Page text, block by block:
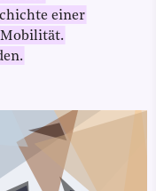
einer